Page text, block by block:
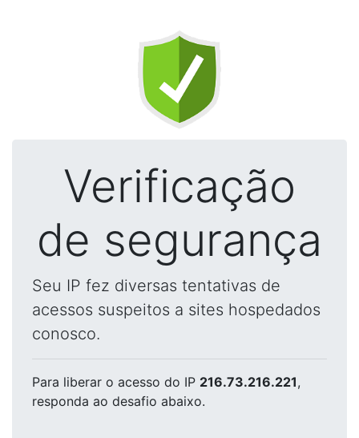
Verificação
de segurança
Seu IP fez diversas tentativas de
acessos suspeitos a sites hospedados
conosco.
Para liberar o acesso do IP 216.73.216.221,
responda ao desafio abaixo.